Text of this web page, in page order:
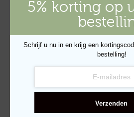
immuunsysteem. Ondersteunt de
5% korting op
Schrijf u nu in en krijg een
bestelling!
Verzenden